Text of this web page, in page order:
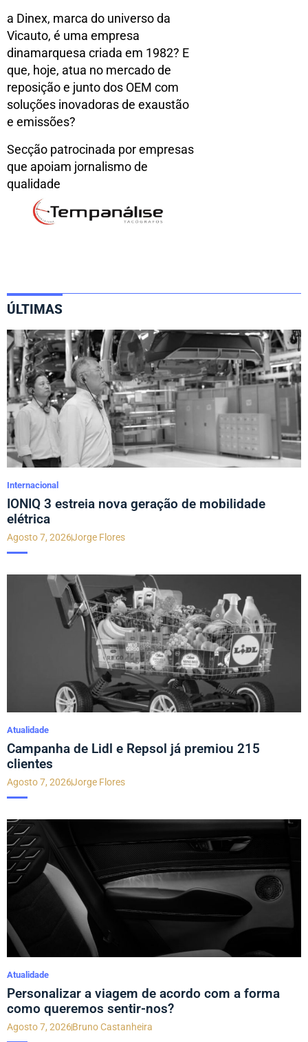
a Dinex, marca do universo da
Vicauto, é uma empresa
dinamarquesa criada em 1982? E
que, hoje, atua no mercado de
reposição e junto dos OEM com
soluções inovadoras de exaustão
e emissões?
Secção patrocinada por empresas
que apoiam jornalismo de
qualidade
ÚLTIMAS
Internacional
IONIQ 3 estreia nova geração de mobilidade
elétrica
Agosto 7, 2026Jorge Flores
Atualidade
Campanha de Lidl e Repsol já premiou 215
clientes
Agosto 7, 2026Jorge Flores
Atualidade
Personalizar a viagem de acordo com a forma
como queremos sentir-nos?
Agosto 7, 2026Bruno Castanheira